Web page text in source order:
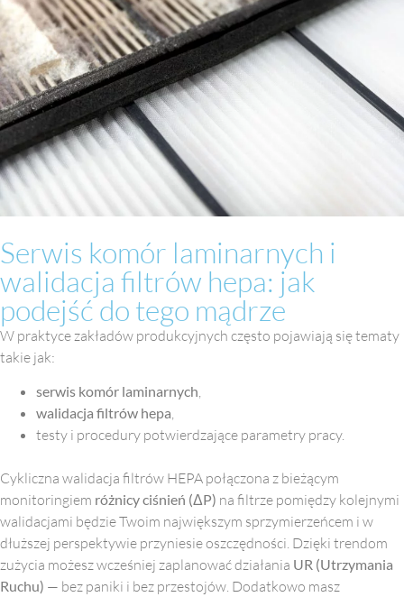
Serwis komór laminarnych i
walidacja filtrów hepa: jak
podejść do tego mądrze
W praktyce zakładów produkcyjnych często pojawiają się tematy
takie jak:
serwis komór laminarnych,
walidacja filtrów hepa,
testy i procedury potwierdzające parametry pracy.
Cykliczna walidacja filtrów HEPA połączona z bieżącym
monitoringiem różnicy ciśnień (ΔP) na filtrze pomiędzy kolejnymi
walidacjami będzie Twoim największym sprzymierzeńcem i w
dłuższej perspektywie przyniesie oszczędności. Dzięki trendom
zużycia możesz wcześniej zaplanować działania UR (Utrzymania
Ruchu) — bez paniki i bez przestojów. Dodatkowo masz